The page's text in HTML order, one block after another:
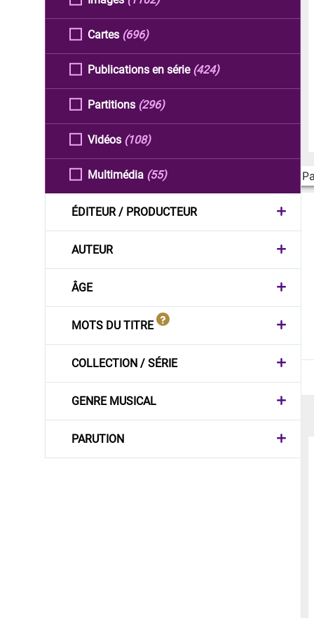
Cartes (696)
Publications en série (424)
Partitions (296)
Vidéos (108)
Multimédia (55)
ÉDITEUR / PRODUCTEUR
AUTEUR
ÂGE
MOTS DU TITRE
COLLECTION / SÉRIE
GENRE MUSICAL
PARUTION